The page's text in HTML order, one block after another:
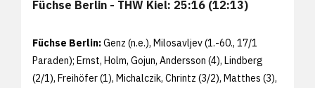
Füchse Berlin - THW Kiel: 25:16 (12:13)
Füchse Berlin:Genz (n.e.), Milosavljev (1.-60., 17/1
Paraden); Ernst, Holm, Gojun, Andersson (4), Lindberg
(2/1), Freihöfer (1), Michalczik, Chrintz (3/2), Matthes (3),